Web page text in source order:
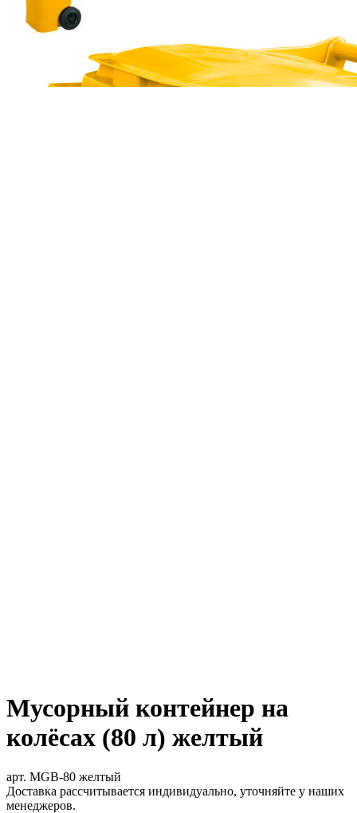
Мусорный контейнер на
колёсах (80 л) желтый
арт. MGB-80 желтый
Доставка рассчитывается индивидуально, уточняйте у наших
менеджеров.